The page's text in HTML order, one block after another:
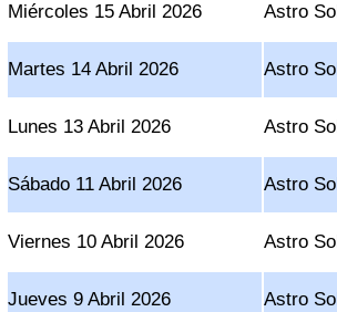
Miércoles 15 Abril 2026 Astro Sol
Martes 14 Abril 2026 Astro Sol
Lunes 13 Abril 2026 Astro Sol
Sábado 11 Abril 2026 Astro Sol
Viernes 10 Abril 2026 Astro Sol
Jueves 9 Abril 2026 Astro Sol